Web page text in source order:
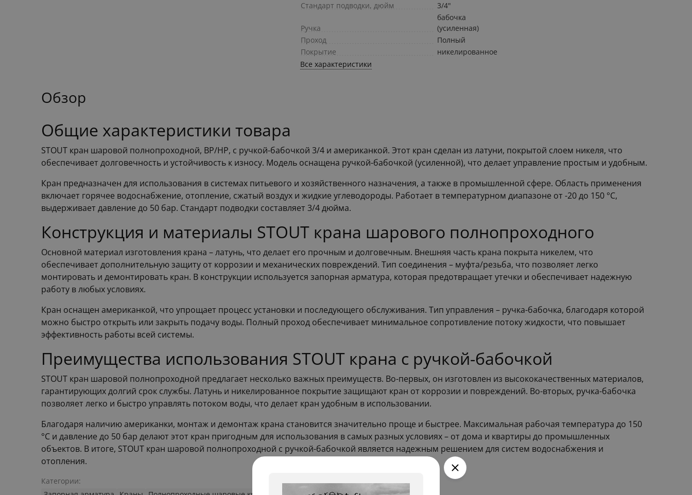
Стандарт подводки, дюйм
3/4"
Ручка
бабочка
(усиленная)
Проход
Полный
Покрытие
никелированное
Все характеристики
Обзор
Общие характеристики товара
STOUT кран шаровой полнопроходной, ВР/НР, с ручкой-бабочкой 3/4 и американкой. Этот кран сделан из латуни, покрытой слоем никеля, что
обеспечивает долговечность и устойчивость к износу. Модель оснащена ручкой-бабочкой (усиленной), что делает управление простым и удобным.
Кран предназначен для использования в системах питьевого и хозяйственного назначения, а также в промышленной сфере. Область применения
включает горячее водоснабжение, отопление, сжатый воздух и жидкие углеводороды. Работает в температурном диапазоне от -20 до 150 °С,
выдерживает давление до 50 бар. Стандарт подводки составляет 3/4 дюйма.
Конструкция и материалы STOUT крана шарового полнопроходного
Основной материал изготовления крана – латунь, что делает его прочным и долговечным. Внешняя часть крана покрыта никелем, что
обеспечивает дополнительную защиту от коррозии и механических повреждений. Тип соединения – муфта/резьба, что позволяет легко
монтировать и демонтировать кран. В конструкции используется запорная арматура, которая предотвращает утечки и обеспечивает надежную
работу в любых условиях.
Кран оснащен американкой, что упрощает процесс установки и последующего обслуживания. Тип управления – ручка-бабочка, благодаря которой
можно быстро открыть или закрыть подачу воды. Полный проход обеспечивает минимальное сопротивление потоку жидкости, что повышает
эффективность работы всей системы.
Преимущества использования STOUT крана с ручкой-бабочкой
STOUT кран шаровой полнопроходной предлагает несколько важных преимуществ. Во-первых, он изготовлен из высококачественных материалов,
гарантирующих долгий срок службы. Латунь и никелированное покрытие защищают кран от коррозии и повреждений. Во-вторых, ручка-бабочка
позволяет легко и быстро управлять потоком воды, что делает кран удобным в использовании.
Благодаря наличию американки, монтаж и демонтаж крана становится значительно проще и быстрее. Максимальная рабочая температура до 150
°С и давление до 50 бар делают этот кран пригодным для использования в самых разных условиях – от дома и квартиры до промышленных
объектов. В итоге, STOUT кран шаровой полнопроходной с ручкой-бабочкой является надежным решением для систем водоснабжения и
отопления.
Категории: